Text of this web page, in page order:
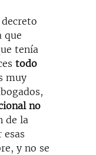
que
tenía
todo
muy
no
de la
esas
y no se